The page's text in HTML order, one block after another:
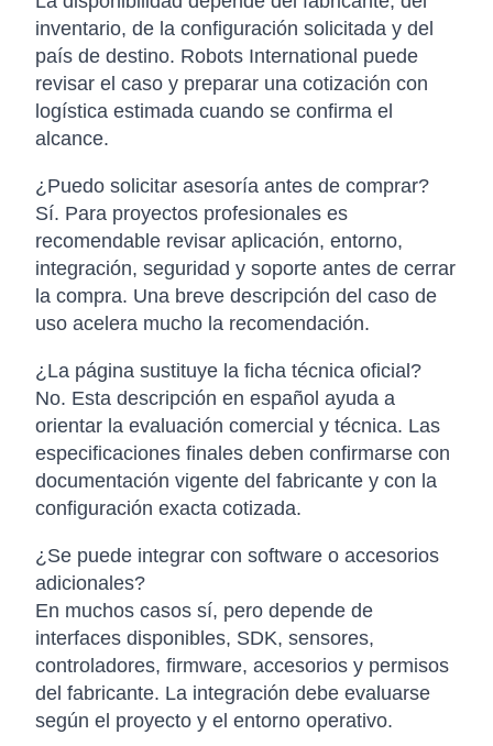
inventario, de la configuración solicitada y del
país de destino. Robots International puede
revisar el caso y preparar una cotización con
logística estimada cuando se confirma el
alcance.
¿Puedo solicitar asesoría antes de comprar?
Sí. Para proyectos profesionales es
recomendable revisar aplicación, entorno,
integración, seguridad y soporte antes de cerrar
la compra. Una breve descripción del caso de
uso acelera mucho la recomendación.
¿La página sustituye la ficha técnica oficial?
No. Esta descripción en español ayuda a
orientar la evaluación comercial y técnica. Las
especificaciones finales deben confirmarse con
documentación vigente del fabricante y con la
configuración exacta cotizada.
¿Se puede integrar con software o accesorios
adicionales?
En muchos casos sí, pero depende de
interfaces disponibles, SDK, sensores,
controladores, firmware, accesorios y permisos
del fabricante. La integración debe evaluarse
según el proyecto y el entorno operativo.